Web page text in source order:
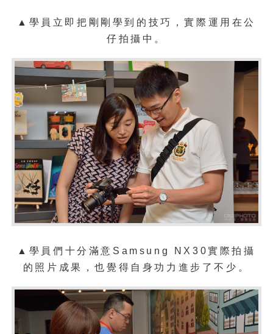
▲學員立即把剛剛學到的技巧，實際運用在公
仔拍攝中。
▲ 學員們十分滿意 Samsung NX30實際拍攝
的照片成果，也覺得自身功力進步了不少。